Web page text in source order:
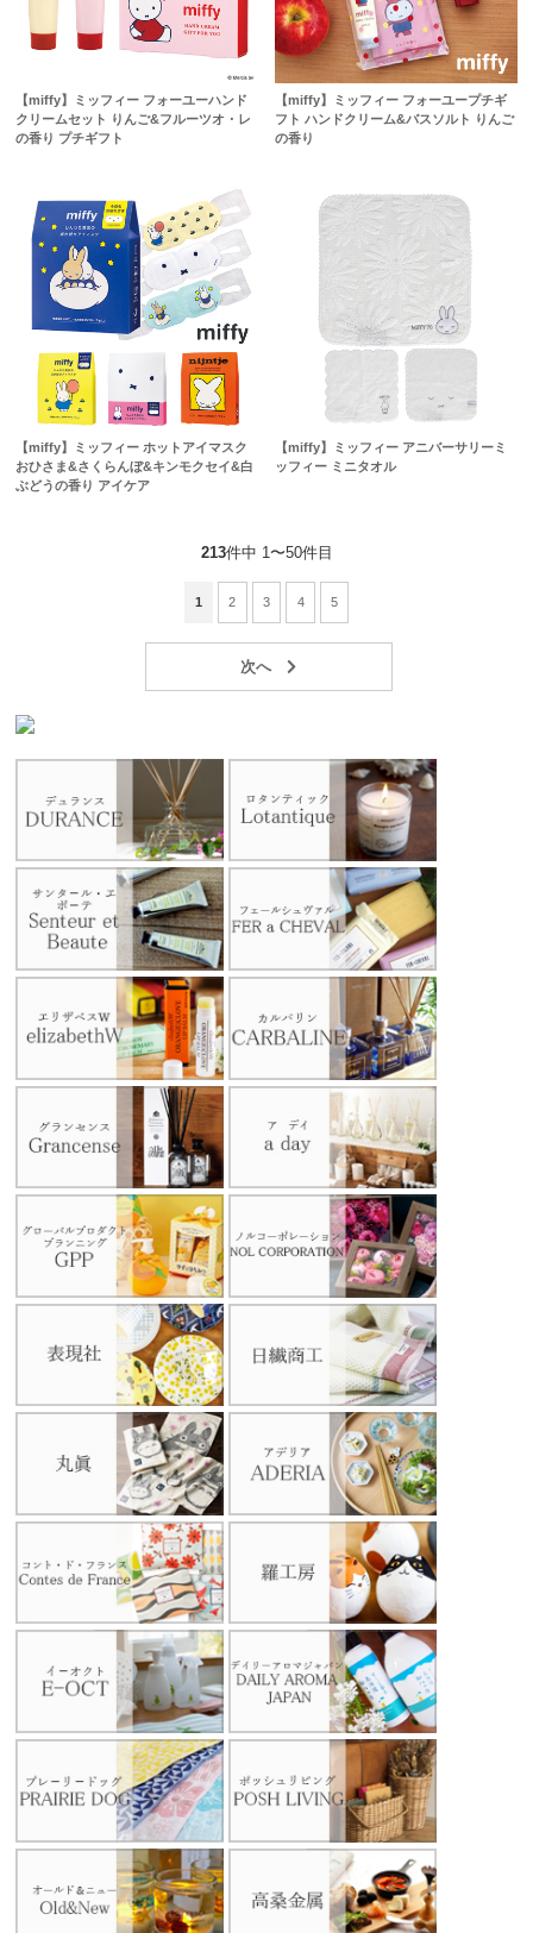
【miffy】ミッフィー フォーユーハンド
クリームセット りんご&フルーツオ・レ
の香り プチギフト
【miffy】ミッフィー フォーユープチギ
フト ハンドクリーム&バスソルト りんご
の香り
【miffy】ミッフィー ホットアイマスク
おひさま&さくらんぼ&キンモクセイ&白
ぶどうの香り アイケア
【miffy】ミッフィー アニバーサリーミ
ッフィー ミニタオル
213件中 1〜50件目
1 2 3 4 5